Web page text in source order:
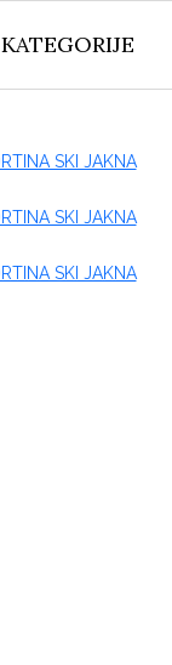
KATEGORIJE